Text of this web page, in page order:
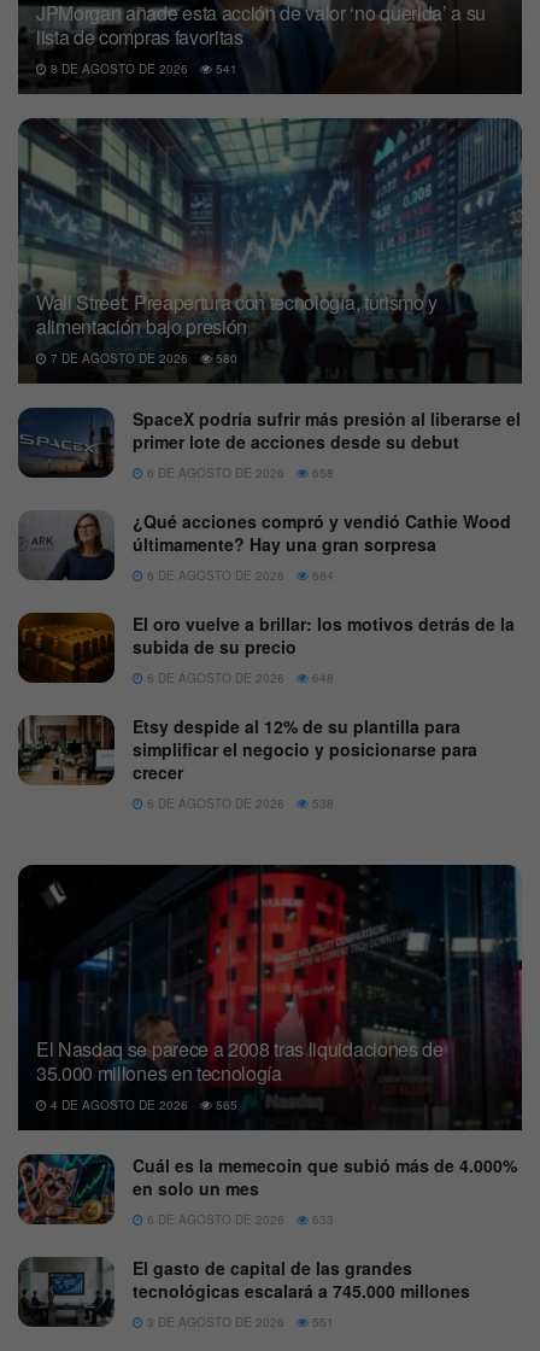
JPMorgan añade esta acción de valor ‘no querida’ a su
lista de compras favoritas
8 DE AGOSTO DE 2026 541
Wall Street: Preapertura con tecnología, turismo y
alimentación bajo presión
7 DE AGOSTO DE 2026 580
SpaceX podría sufrir más presión al liberarse el
primer lote de acciones desde su debut
6 DE AGOSTO DE 2026 658
¿Qué acciones compró y vendió Cathie Wood
últimamente? Hay una gran sorpresa
6 DE AGOSTO DE 2026 684
El oro vuelve a brillar: los motivos detrás de la
subida de su precio
6 DE AGOSTO DE 2026 648
Etsy despide al 12% de su plantilla para
simplificar el negocio y posicionarse para
crecer
6 DE AGOSTO DE 2026 538
El Nasdaq se parece a 2008 tras liquidaciones de
35.000 millones en tecnología
4 DE AGOSTO DE 2026 565
Cuál es la memecoin que subió más de 4.000%
en solo un mes
6 DE AGOSTO DE 2026 633
El gasto de capital de las grandes
tecnológicas escalará a 745.000 millones
3 DE AGOSTO DE 2026 551